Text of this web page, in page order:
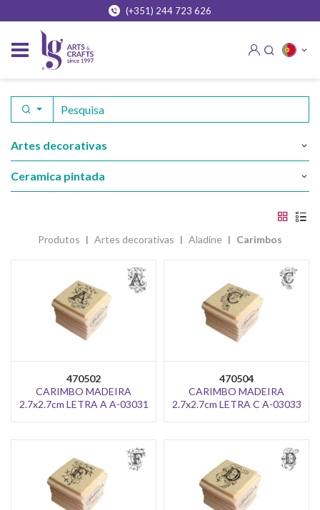
(+351) 244 723 626
artes decorativas
ceramica pintada
produtos artes decorativas aladine carimbos
470502
CARIMBO MADEIRA
2.7x2.7cm LETRA A A-03031
470504
CARIMBO MADEIRA
2.7x2.7cm LETRA C A-03033